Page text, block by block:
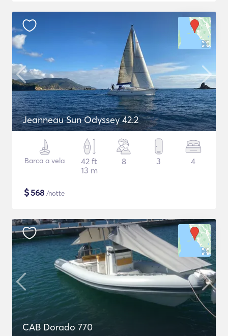
Jeanneau Sun Odyssey 42.2
Barca a vela
42 ft
13 m
8 3 4
$568 /notte
CAB Dorado 770